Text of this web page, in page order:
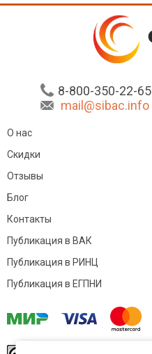
8-800-350-22-65
mail@sibac.info
О нас
Скидки
Отзывы
Блог
Контакты
Публикация в ВАК
Публикация в РИНЦ
Публикация в ЕГПНИ